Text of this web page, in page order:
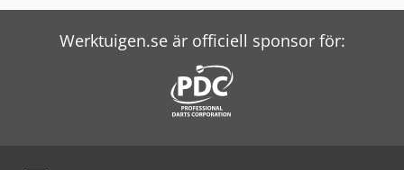
Seitz Filter
Terex Minidumper
Werktuigen.se är officiell sponsor för: